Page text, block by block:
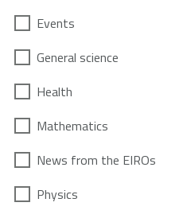
Events
General science
Health
Mathematics
News from the EIROs
Physics